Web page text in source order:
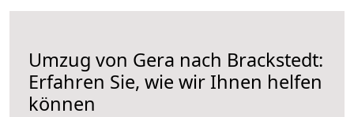
Umzug von Gera nach Brackstedt:
Erfahren Sie, wie wir Ihnen helfen
können